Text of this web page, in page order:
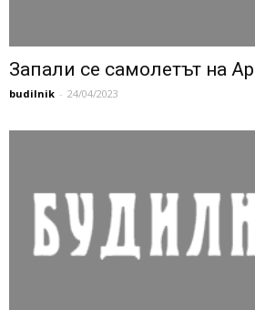
Запали се самолетът на
budilnik - 24/04/2023